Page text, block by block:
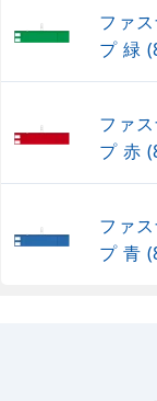
ファ
プ 緑
ファ
プ 赤
ファ
プ 青